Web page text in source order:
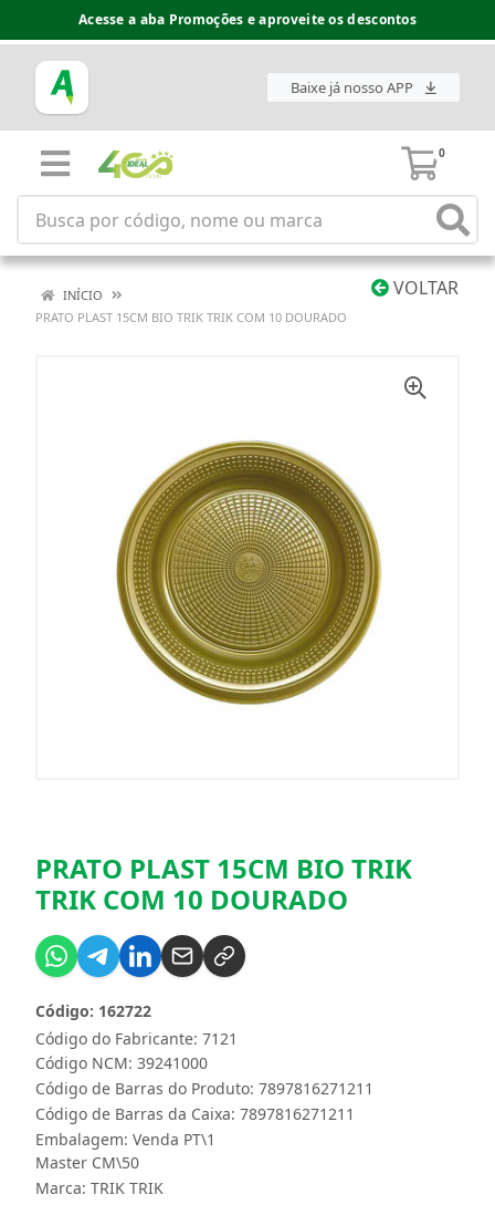
Acesse a aba Promoções e aproveite os descontos
Baixe já nosso APP
0
VOLTAR
INÍCIO
PRATO PLAST 15CM BIO TRIK TRIK COM 10 DOURADO
PRATO PLAST 15CM BIO TRIK
TRIK COM 10 DOURADO
Código do Fabricante: 7121
Código: 162722
Código NCM: 39241000
Código de Barras do Produto: 7897816271211
Código de Barras da Caixa: 7897816271211
Embalagem: Venda PT\1
Master CM\50
Marca: TRIK TRIK